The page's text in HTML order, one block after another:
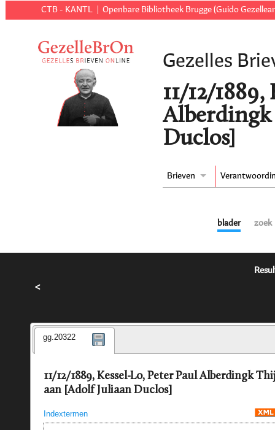
CTB - KANTL Openbare Bibliotheek Brugge (Guido
Gezelles
11/12/
Alberdingk
Duclos]
Brieven
blader zoek
<
gg.20322
11/12/1889, Kessel-Lo, Peter Paul Alberdingk
aan [Adolf Juliaan Duclos]
Indextermen